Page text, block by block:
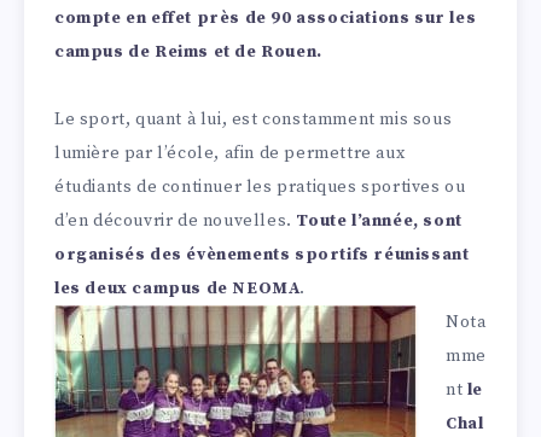
compte en effet près de 90 associations sur les
campus de Reims et de Rouen.
Le sport, quant à lui, est constamment mis sous
lumière par l’école, afin de permettre aux
étudiants de continuer les pratiques sportives ou
d’en découvrir de nouvelles. Toute l’année, sont
organisés des évènements sportifs réunissant
les deux campus de NEOMA.
Nota
mme
nt le
Chal